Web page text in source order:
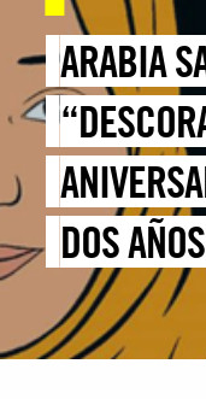
ARABIA
DOS
VARIAS